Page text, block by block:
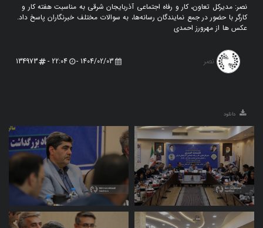
نصر: مدیرکل تعاون، کار و رفاه اجتماعی آذربایجان شرقی به مناسبت هفته کار و
کارگر با حضور در جمع نمایندگان رسانه‌ها، به سوالات مختلف خبرنگاران پاسخ داد.
عکس ها از مهرورز احمدی
نصر 1404/02/03 -
22:04 -
134973
دانلود